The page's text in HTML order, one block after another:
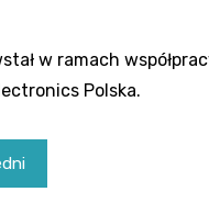
w ramach
Polska.